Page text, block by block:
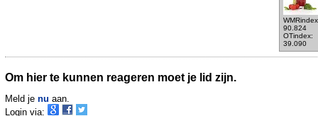
90.824
OTindex:
39.090
Om hier te kunnen reageren moet je lid zijn.
Meld je nu aan.
Login via: